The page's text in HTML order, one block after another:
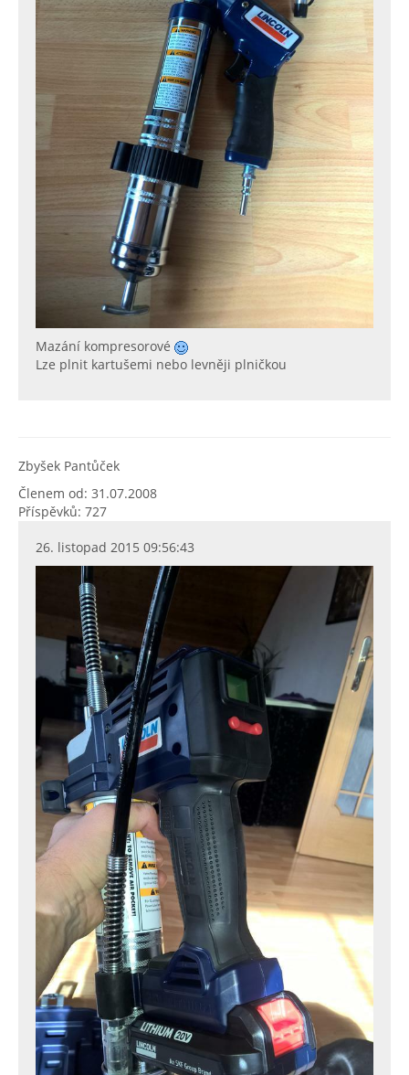
Mazání kompresorové
Lze plnit kartušemi nebo levněji plničkou
Zbyšek Pantůček
Členem od: 31.07.2008
Příspěvků: 727
26. listopad 2015 09:56:43